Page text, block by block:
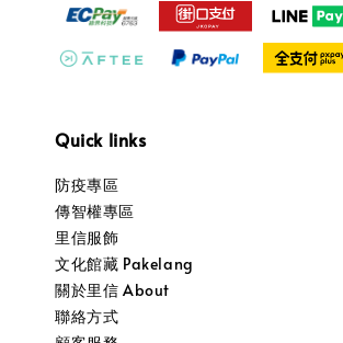
Quick links
防疫專區
傳智權專區
里信服飾
文化館藏 Pakelang
關於里信 About
聯絡方式